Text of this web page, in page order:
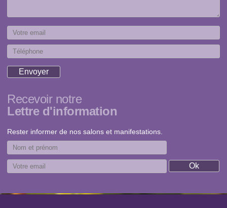
Recevoir notre
Lettre d'information
Rester informer de nos salons et manifestations.